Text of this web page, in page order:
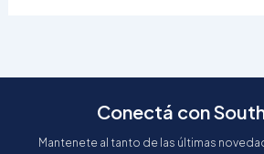
Conectá con
Mantenete al tanto de las últimas